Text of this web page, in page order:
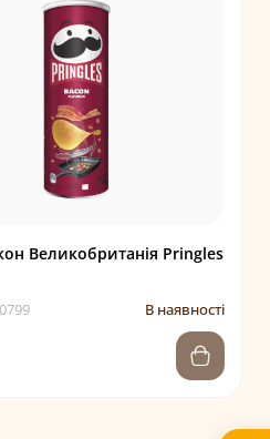
Великобританія Pringles
В наявності